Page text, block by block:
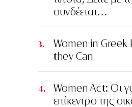
συνδέεται…
Women in Greek
they Can
Women Act: Οι
επίκεντρο της